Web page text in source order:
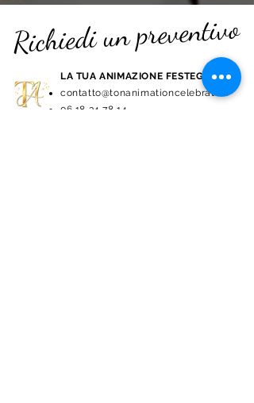
Richiedi un preventivo
LA TUA ANIMAZIONE FESTEGGIA
contatto@tonanimationcelebrate.fr
06 18 34 78 14